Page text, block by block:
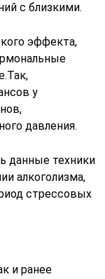
с близкими.
эффекта,
у
давления.
данные техники
алкоголизма,
стрессовых
и ранее